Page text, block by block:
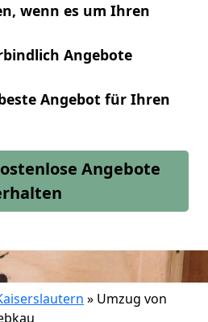
wenn es um Ihren
Angebote
Angebot für Ihren
Angebote
» Umzug von